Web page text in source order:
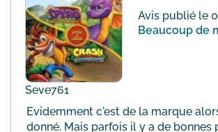
Seve761
Avis publié le
Beaucoup de
Evidemment c'est de la marque
donné. Mais parfois il y a de bonnes